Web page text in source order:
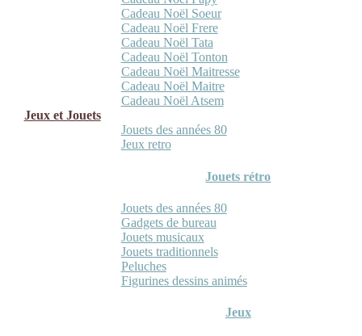
Cadeau Noël Soeur
Cadeau Noël Frere
Cadeau Noël Tata
Cadeau Noël Tonton
Cadeau Noël Maitresse
Cadeau Noël Maitre
Cadeau Noël Atsem
Jeux et Jouets
Jouets des années 80
Jeux retro
Jouets rétro
Jouets des années 80
Gadgets de bureau
Jouets musicaux
Jouets traditionnels
Peluches
Figurines dessins animés
Jeux